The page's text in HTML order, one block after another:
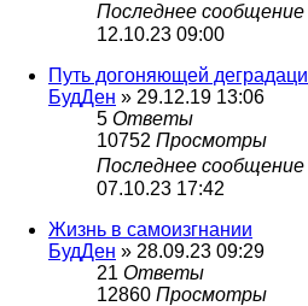
Последнее сообщение
12.10.23 09:00
Путь догоняющей
БудДен » 29.12.19 13:06
5 Ответы
10752 Просмотры
Последнее сообщение
07.10.23 17:42
Жизнь в самоизгнании
БудДен » 28.09.23 09:29
21 Ответы
12860 Просмотры